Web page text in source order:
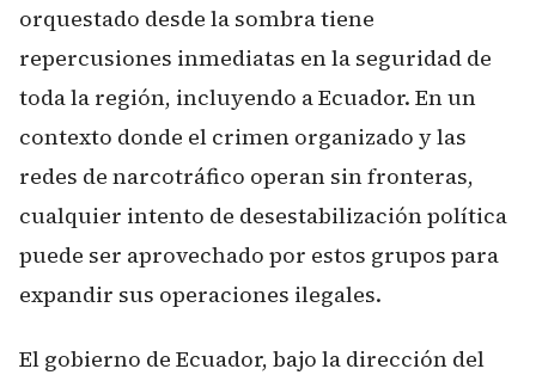
orquestado desde la sombra tiene
repercusiones inmediatas en la seguridad de
toda la región, incluyendo a Ecuador. En un
contexto donde el crimen organizado y las
redes de narcotráfico operan sin fronteras,
cualquier intento de desestabilización política
puede ser aprovechado por estos grupos para
expandir sus operaciones ilegales.
El gobierno de Ecuador, bajo la dirección del